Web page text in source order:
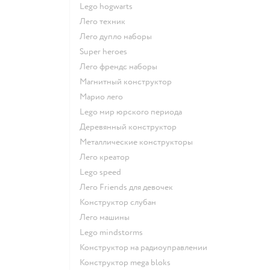
Lego hogwarts
Лего техник
Лего дупло наборы
Super heroes
Лего френдс наборы
Магнитный конструктор
Марио лего
Lego мир юрского периода
Деревянный конструктор
Металлические конструкторы
Лего креатор
Lego speed
Лего Friends для девочек
Конструктор слубан
Лего машины
Lego mindstorms
Конструктор на радиоуправлении
Конструктор mega bloks